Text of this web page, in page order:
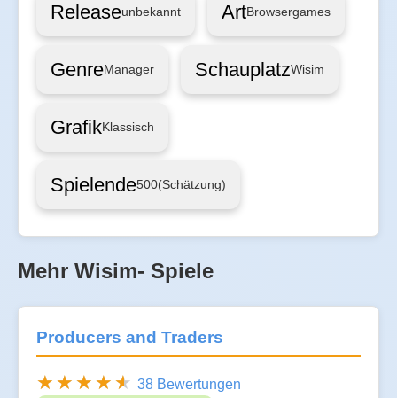
Releaseunbekannt ArtBrowsergames
GenreManager SchauplatzWisim
GrafikKlassisch
Spielende500(Schätzung)
Mehr Wisim- Spiele
Producers and Traders
38 Bewertungen